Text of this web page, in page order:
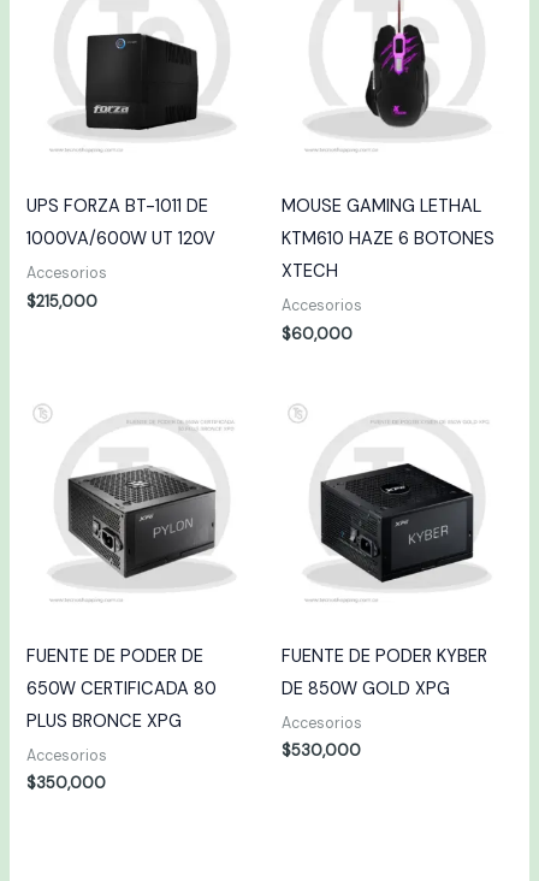
UPS FORZA BT-1011 DE
1000VA/600W UT 120V
Accesorios
$215,000
MOUSE GAMING LETHAL
KTM610 HAZE 6 BOTONES
XTECH
Accesorios
$60,000
FUENTE DE PODER DE
650W CERTIFICADA 80
PLUS BRONCE XPG
Accesorios
$350,000
FUENTE DE PODER KYBER
DE 850W GOLD XPG
Accesorios
$530,000